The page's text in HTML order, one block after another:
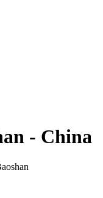
- China